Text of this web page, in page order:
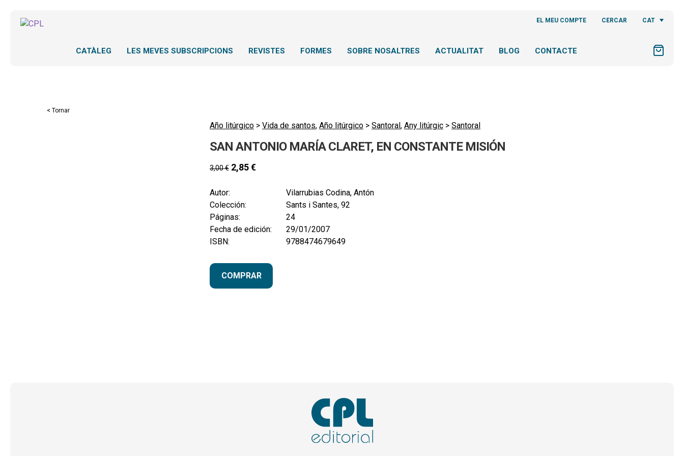
EL MEU COMPTE CERCAR CAT
CATÀLEG LES MEVES SUBSCRIPCIONS REVISTES FORMES SOBRE NOSALTRES ACTUALITAT BLOG CONTACTE
< Tornar
Año litúrgico > Vida de santos, Año litúrgico > Santoral, Any litúrgic > Santoral
SAN ANTONIO MARÍA CLARET, EN CONSTANTE MISIÓN
3,00€ 2,85€
Autor:
Vilarrubias Codina, Antón
Colección:
Sants i Santes, 92
Páginas:
24
Fecha de edición:
29/01/2007
ISBN:
9788474679649
COMPRAR